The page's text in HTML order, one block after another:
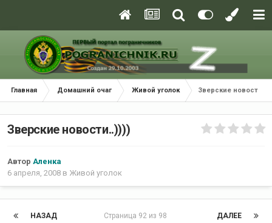
Главная Домашний очаг Живой уголок Зверские
Зверские новости..))))
Автор Аленка
6 апреля, 2008 в Живой уголок
НАЗАД ДАЛЕЕ
Страница 92 из 98